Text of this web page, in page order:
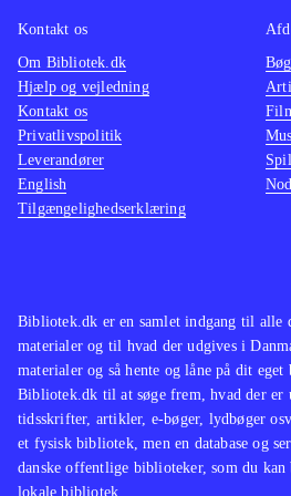
utopier og alternative
fx i A modern Utopia, hvori
styrende kaste af altruistiske
individer efter platonisk
styrer verden. I
menneskeheden sammen i et
samfund, da en
de emner, Wells berører.
udfordrer bl.a.
på åbne forhold, som
Ledford (og Wells som
praktiserer. Han præsenterer
natur og en klode, der er
Bibliotek.dk er en samlet indgang til alle
materialer og til hvad der udgives i
materialer og så hente og låne på dit
Bibliotek.dk til at søge frem, hvad der er
tidsskrifter, artikler, e-bøger, lydbøger
et fysisk bibliotek, men en database og
danske offentlige biblioteker, som du
lokale bibliotek.
Kontakt os
Om Bibliotek.dk
Hjælp og vejledning
Kontakt os
Privatlivspolitik
Leverandører
English
Tilgængelighedserklæring
Spil